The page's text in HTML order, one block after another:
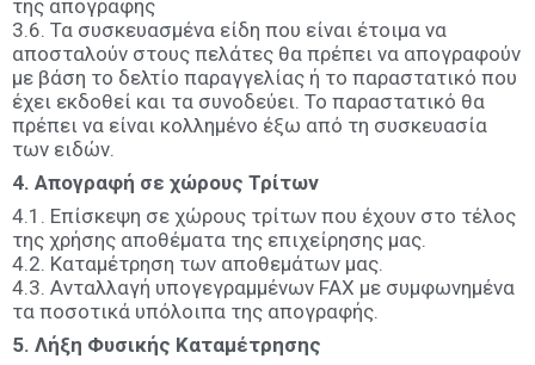
της απογραφής
3.6. Τα συσκευασμένα είδη που είναι έτοιμα να
αποσταλούν στους πελάτες θα πρέπει να απογραφούν
με βάση το δελτίο παραγγελίας ή το παραστατικό που
έχει εκδοθεί και τα συνοδεύει. Το παραστατικό θα
πρέπει να είναι κολλημένο έξω από τη συσκευασία
των ειδών.
4. Απογραφή σε χώρους Τρίτων
4.1. Επίσκεψη σε χώρους τρίτων που έχουν στο τέλος
της χρήσης αποθέματα της επιχείρησης μας.
4.2. Καταμέτρηση των αποθεμάτων μας.
4.3. Ανταλλαγή υπογεγραμμένων FAX με συμφωνημένα
τα ποσοτικά υπόλοιπα της απογραφής.
5. Λήξη Φυσικής Καταμέτρησης